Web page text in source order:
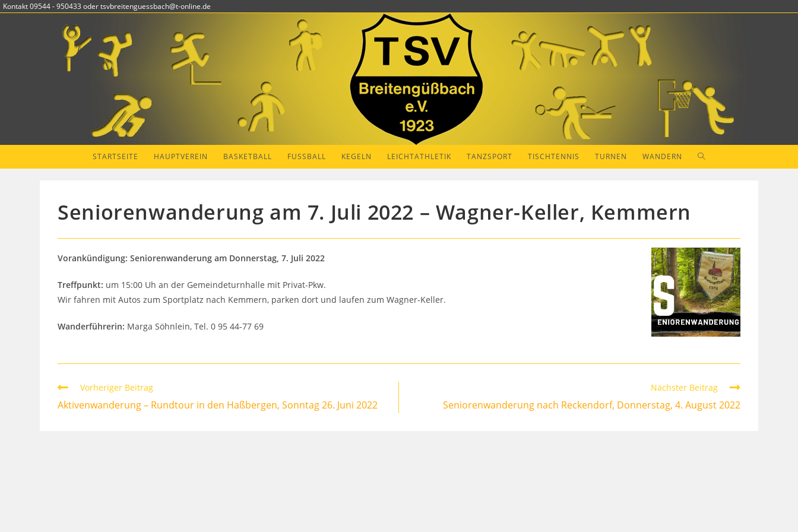
Zum
Kontakt 09544 - 950433 oder tsvbreitenguessbach@t-online.de
STARTSEITE HAUPTVEREIN BASKETBALL FUSSBALL KEGELN LEICHTATHLETIK TANZSPORT TISCHTENNIS TURNEN WANDERN WEBSITE-
Seniorenwanderung am 7. Juli 2022 – Wagner-Keller, Kemmern
Vorankündigung: Seniorenwanderung am Donnerstag, 7. Juli 2022
Treffpunkt: um 15:00 Uh an der Gemeindeturnhalle mit Privat-Pkw.
Wir fahren mit Autos zum Sportplatz nach Kemmern, parken dort und laufen zum Wagner-Keller.
Wanderführerin: Marga Söhnlein, Tel. 0 95 44-77 69
Weitere
Artikel
ansehen
Vorheriger Beitrag
Aktivenwanderung – Rundtour in den Haßbergen, Sonntag 26. Juni 2022
Nächster Beitrag
Seniorenwanderung nach Reckendorf, Donnerstag, 4. August 2022